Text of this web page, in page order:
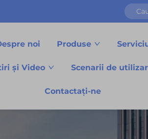
noi Produse
și Video Scenarii de
Contactați-ne